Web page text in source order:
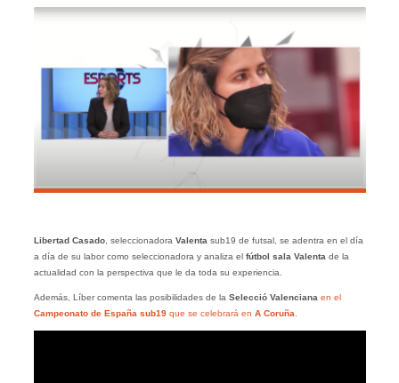
Libertad Casado, seleccionadora Valentasub19 de futsal, se adentra en el día
a día de su labor como seleccionadora y analiza el fútbol sala Valentade la
actualidad con la perspectiva que le da toda su experiencia.
Además, Líber comenta las posibilidades de la Selecció Valenciana en el
Campeonato de España sub19que se celebrará en A Coruña.